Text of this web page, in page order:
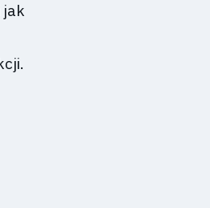
jak